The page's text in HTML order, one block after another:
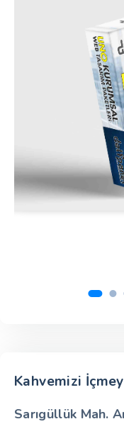
Kahvemizi
Sarıgüllük Mah.